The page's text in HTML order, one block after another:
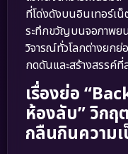
ที่โด่งดังบนอินเทอร์เน็
ระทึกขวัญบนจอภาพ
วิจารณ์ทั่วโลกต่างยก
กดดันและสร้างสรรค์
เรื่องย่อ
ห้องลับ” วิก
กลืนกินความ